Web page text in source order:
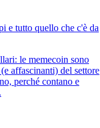
e tutto quello che c'è da
le memecoin sono
affascinanti) del settore
perché contano e